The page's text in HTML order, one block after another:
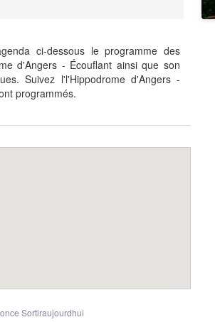
ci-dessous le programme des
d'Angers - Écouflant ainsi que son
Suivez l'l'Hippodrome d'Angers -
programmés.
Sortiraujourdhui